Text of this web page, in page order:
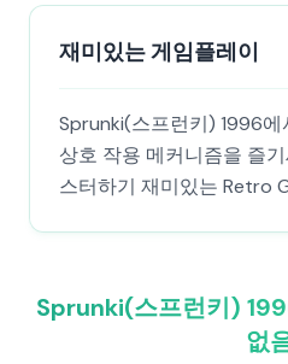
재미있는 게임플레이
Sprunki(스프런키) 1996
상호 작용 메커니즘을 즐
스터하기 재미있는 Retro
Sprunki(스프런키)
없